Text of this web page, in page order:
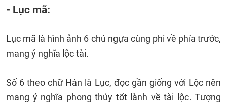
- Lục mã:
Lục mã là hình ảnh 6 chú ngựa cùng phi về phía trước,
mang ý nghĩa lộc tài.
Số 6 theo chữ Hán là Lục, đọc gần giống với Lộc nên
mang ý nghĩa phong thủy tốt lành về tài lộc. Tượng